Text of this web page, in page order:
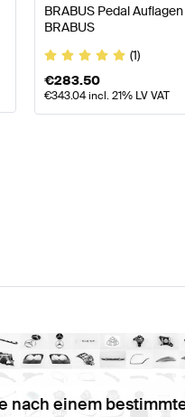
BRABUS Pedal
BRABUS
(1)
€283.50
€343.04incl. 21% LV VAT
nach einem